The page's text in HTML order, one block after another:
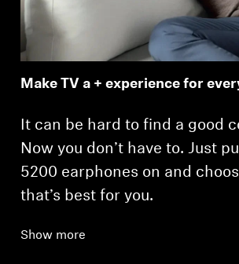
Make TV a + experience for
It can be hard to find a good
Now you don’t have to. Just
5200 earphones on and
that’s best for you.
Show more